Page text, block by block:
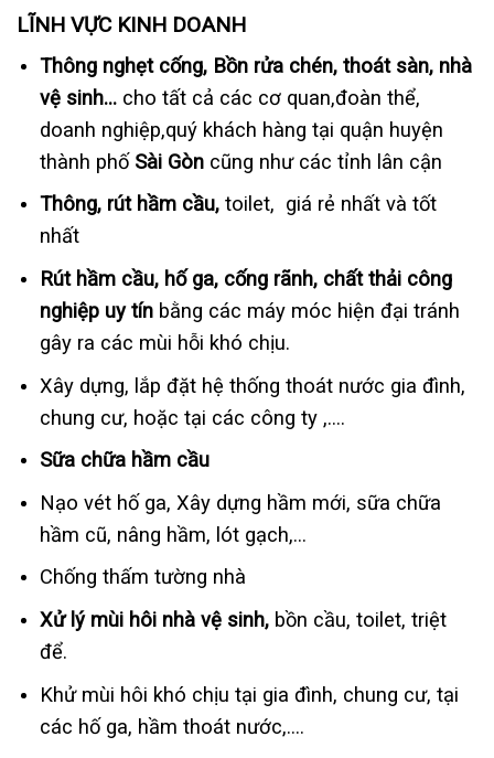
LĨNH VỰC KINH DOANH
Thông nghẹt cống, Bồn rửa chén, thoát sàn, nhà
vệ sinh…cho tất cả các cơ quan,đoàn thể,
doanh nghiệp,quý khách hàng tại quận huyện
thành phố Sài Gòncũng như các tỉnh lân cận
Thông, rút hầm cầu,toilet, giá rẻ nhất và tốt
nhất
Rút hầm cầu, hố ga, cống rãnh, chất thải công
nghiệp uy tínbằng các máy móc hiện đại tránh
gây ra các mùi hỗi khó chịu.
Xây dựng, lắp đặt hệ thống thoát nước gia đình,
chung cư, hoặc tại các công ty ,….
Sữa chữa hầm cầu
Nạo vét hố ga, Xây dựng hầm mới, sữa chữa
hầm cũ, nâng hầm, lót gạch,…
Chống thấm tường nhà
Xử lý mùi hôi nhà vệ sinh,bồn cầu, toilet, triệt
để.
Khử mùi hôi khó chịu tại gia đình, chung cư, tại
các hố ga, hầm thoát nước,….